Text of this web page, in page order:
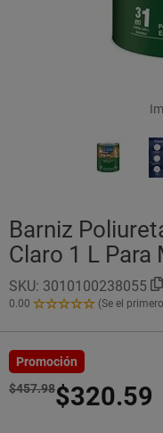
Barniz
Claro 1 L Para
SKU: 3010100238055
0.00
0.00
Estrellas!
(Se el
Promoción
$457.98$320.59